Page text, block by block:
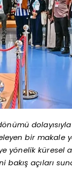
bir makale
yönelik küresel
açıları